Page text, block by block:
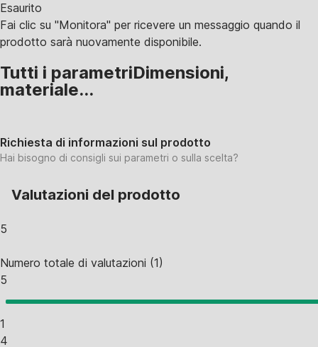
Esaurito
Fai clic su "Monitora" per ricevere un messaggio quando il
prodotto sarà nuovamente disponibile.
Tutti i parametriDimensioni,
materiale...
Richiesta di informazioni sul prodotto
Hai bisogno di consigli sui parametri o sulla scelta?
Valutazioni del prodotto
5
Numero totale di valutazioni (1)
5
1
4